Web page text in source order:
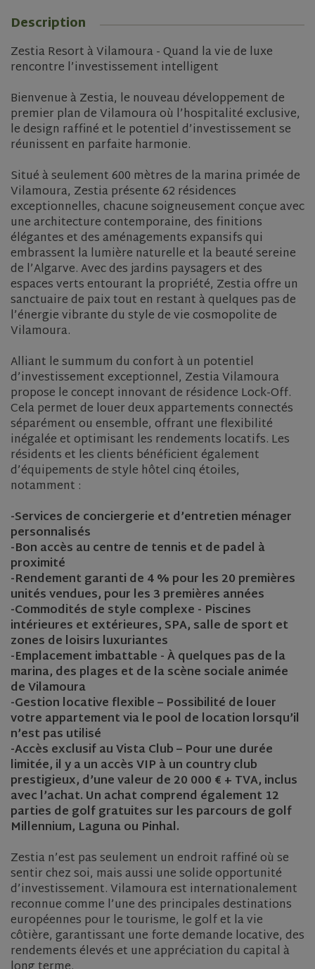
Description
Zestia Resort à Vilamoura - Quand la vie de luxe
rencontre l’investissement intelligent
Bienvenue à Zestia, le nouveau développement de
premier plan de Vilamoura où l’hospitalité exclusive,
le design raffiné et le potentiel d’investissement se
réunissent en parfaite harmonie.
Situé à seulement 600 mètres de la marina primée de
Vilamoura, Zestia présente 62 résidences
exceptionnelles, chacune soigneusement conçue avec
une architecture contemporaine, des finitions
élégantes et des aménagements expansifs qui
embrassent la lumière naturelle et la beauté sereine
de l’Algarve. Avec des jardins paysagers et des
espaces verts entourant la propriété, Zestia offre un
sanctuaire de paix tout en restant à quelques pas de
l’énergie vibrante du style de vie cosmopolite de
Vilamoura.
Alliant le summum du confort à un potentiel
d’investissement exceptionnel, Zestia Vilamoura
propose le concept innovant de résidence Lock-Off.
Cela permet de louer deux appartements connectés
séparément ou ensemble, offrant une flexibilité
inégalée et optimisant les rendements locatifs. Les
résidents et les clients bénéficient également
d’équipements de style hôtel cinq étoiles,
notamment :
-Services de conciergerie et d’entretien ménager
personnalisés
-Bon accès au centre de tennis et de padel à
proximité
-Rendement garanti de 4 % pour les 20 premières
unités vendues, pour les 3 premières années
-Commodités de style complexe - Piscines
intérieures et extérieures, SPA, salle de sport et
zones de loisirs luxuriantes
-Emplacement imbattable - À quelques pas de la
marina, des plages et de la scène sociale animée
de Vilamoura
-Gestion locative flexible – Possibilité de louer
votre appartement via le pool de location lorsqu’il
n’est pas utilisé
-Accès exclusif au Vista Club – Pour une durée
limitée, il y a un accès VIP à un country club
prestigieux, d’une valeur de 20 000 € + TVA, inclus
avec l’achat. Un achat comprend également 12
parties de golf gratuites sur les parcours de golf
Millennium, Laguna ou Pinhal.
Zestia n’est pas seulement un endroit raffiné où se
sentir chez soi, mais aussi une solide opportunité
d’investissement. Vilamoura est internationalement
reconnue comme l’une des principales destinations
européennes pour le tourisme, le golf et la vie
côtière, garantissant une forte demande locative, des
rendements élevés et une appréciation du capital à